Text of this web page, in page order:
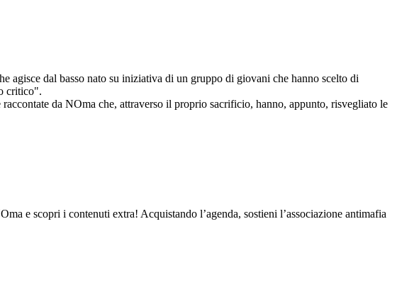
agisce dal basso nato su iniziativa di un gruppo di giovani che hanno scelto di
critico".
da NOma che, attraverso il proprio sacrificio, hanno, appunto, risvegliato le
e scopri i contenuti extra! Acquistando l’agenda, sostieni l’associazione antimafia